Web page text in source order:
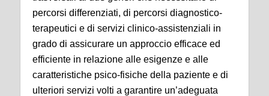
percorsi differenziati, di percorsi diagnostico-
terapeutici e di servizi clinico-assistenziali in
grado di assicurare un approccio efficace ed
efficiente in relazione alle esigenze e alle
caratteristiche psico-fisiche della paziente e di
ulteriori servizi volti a garantire un’adeguata